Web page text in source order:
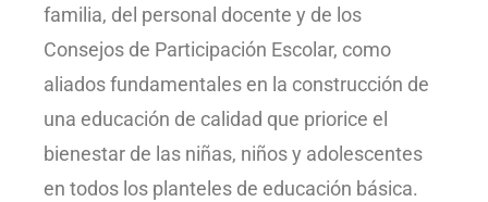
familia, del personal docente y de los
Consejos de Participación Escolar, como
aliados fundamentales en la construcción de
una educación de calidad que priorice el
bienestar de las niñas, niños y adolescentes
en todos los planteles de educación básica.